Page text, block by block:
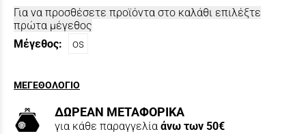
Για να προσθέσετε προϊόντα στο καλάθι επιλέξτε
πρώτα μέγεθος
Μέγεθος:
os
ΜΕΓΕΘΟΛΟΓΙΟ
ΔΩΡΕΑΝ ΜΕΤΑΦΟΡΙΚΑ
για κάθε παραγγελία άνω των 50€